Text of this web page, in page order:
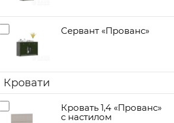
Сервант «Прованс»
Кровати
Кровать 1,4 «Прованс»
с настилом